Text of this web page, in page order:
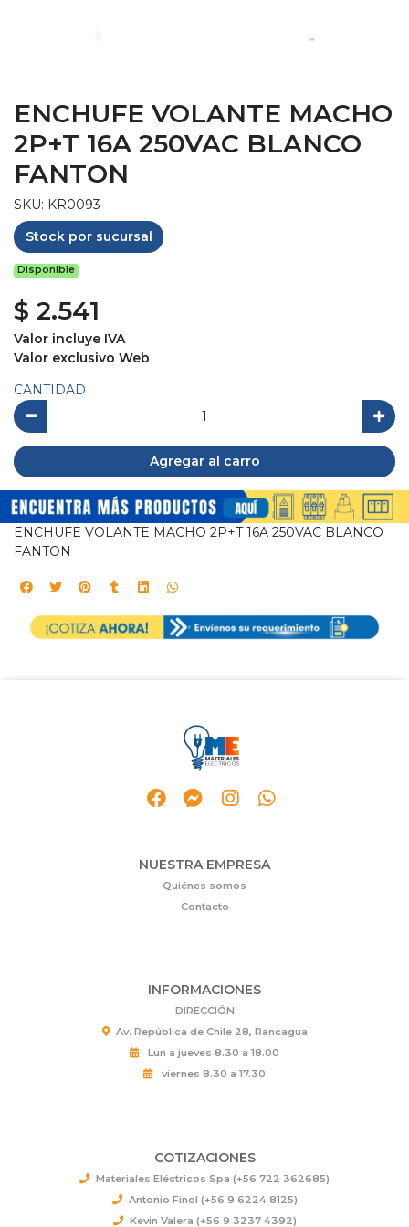
ENCHUFE VOLANTE MACHO
2P+T 16A 250VAC BLANCO
FANTON
SKU: KR0093
Stock por sucursal
Disponible
$ 2.541
Valor incluye IVA
Valor exclusivo Web
CANTIDAD
Agregar al carro
ENCHUFE VOLANTE MACHO 2P+T 16A 250VAC BLANCO
FANTON
NUESTRA EMPRESA
Quiénes somos
Contacto
INFORMACIONES
DIRECCIÓN
Av. República de Chile 28, Rancagua
Lun a jueves 8.30 a 18.00
viernes 8.30 a 17.30
COTIZACIONES
Materiales Eléctricos Spa (+56 722 362685)
Antonio Finol (+56 9 6224 8125)
Kevin Valera (+56 9 3237 4392)